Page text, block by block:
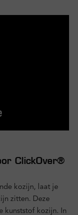
ClickOver®
kozijn, laat je
zitten. Deze
kunststof kozijn. In